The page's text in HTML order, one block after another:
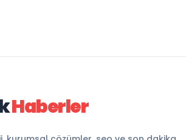
Haberler